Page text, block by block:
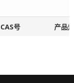
CAS号 产品